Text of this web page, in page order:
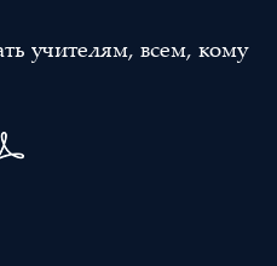
учителям, всем, кому